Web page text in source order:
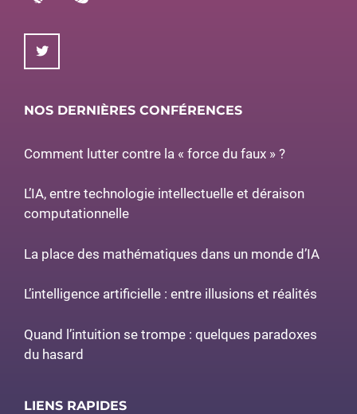
NOS DERNIÈRES CONFÉRENCES
Comment lutter contre la « force du faux » ?
L’IA, entre technologie intellectuelle et déraison
computationnelle
La place des mathématiques dans un monde d’IA
L’intelligence artificielle : entre illusions et réalités
Quand l’intuition se trompe : quelques paradoxes
du hasard
LIENS RAPIDES